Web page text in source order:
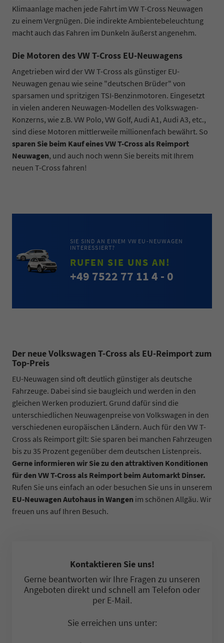
Klimaanlage machen jede Fahrt im VW T-Cross Neuwagen
zu einem Vergnügen. Die indirekte Ambientebeleuchtung
macht auch das Fahren im Dunkeln äußerst angenehm.
Die Motoren des VW T-Cross EU-Neuwagens
Angetrieben wird der VW T-Cross als günstiger EU-
Neuwagen genau wie seine "deutschen Brüder" von
sparsamen und spritzigen TSI-Benzinmotoren. Eingesetzt
in vielen anderen Neuwagen-Modellen des Volkswagen-
Konzerns, wie z.B. VW Polo, VW Golf, Audi A1, Audi A3, etc.,
sind diese Motoren mittlerweile millionenfach bewährt. So
sparen Sie beim Kauf eines VW T-Cross als Reimport
Neuwagen, und auch noch wenn Sie bereits mit Ihrem
neuen T-Cross fahren!
SIE SIND AN EINEM VW EU-NEUWAGEN
INTERESSIERT?
RUFEN SIE UNS AN!
+49 7522 77 11 4 - 0
Der neue Volkswagen T-Cross als EU-Reimport zum
Top-Preis
EU-Neuwagen sind oft deutlich günstiger als deutsche
Fahrzeuge. Dabei sind sie baugleich und werden in den
gleichen Werken produziert. Grund dafür sind die
unterschiedlichen Neuwagenpreise von Volkswagen in den
verschiedenen europäischen Ländern. Auch für den VW T-
Cross als Reimport gilt: Sie sparen bei manchen Fahrzeugen
bis zu 35 Prozent gegenüber dem deutschen Listenpreis.
Gerne informieren wir Sie zu den attraktiven Konditionen
für den VW T-Cross als Reimport beim Automarkt Dinser.
Rufen Sie uns einfach an oder besuchen Sie uns in unserem
EU-Neuwagen Autohaus in Wangen im schönen Allgäu. Wir
freuen uns auf Ihren Besuch.
Kontaktieren Sie uns!
Gerne beantworten wir Ihre Fragen zu unseren
Angeboten direkt und schnell am Telefon oder
per E-Mail.
Sie erreichen uns unter: